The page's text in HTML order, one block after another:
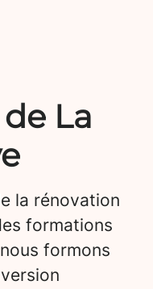
La
la rénovation
formations
formons